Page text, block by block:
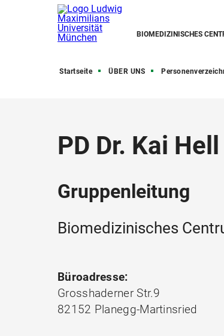
BIOMEDIZINISCHES
Startseite ÜBER UNS
PD Dr. Kai Hell
Gruppenleitung
Biomedizinisches
Büroadresse:
Grosshaderner Str.9
82152 Planegg-Martinsried